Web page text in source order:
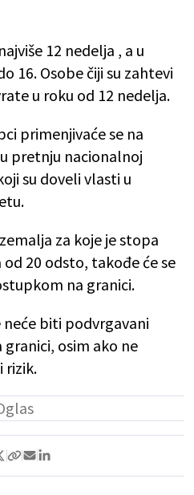
12 nedelja , a u
16. Osobe čiji su zahtevi
u roku od 12 nedelja.
primenjivaće se na
pretnju nacionalnoj
su doveli vlasti u
za koje je stopa
20 odsto, takođe će se
na granici.
biti podvrgavani
osim ako ne
rizik.